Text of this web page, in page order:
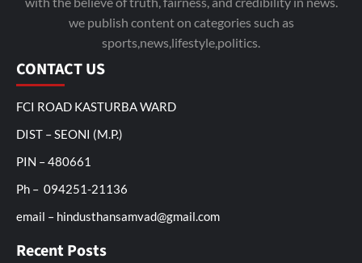
we publish content on categories such as
sports,news,lifestyle,politics.
CONTACT US
FCI ROAD KASTURBA WARD
DIST – SEONI (M.P.)
PIN – 480661
Ph – 094251-21136
email – hindusthansamvad@gmail.com
Recent Posts